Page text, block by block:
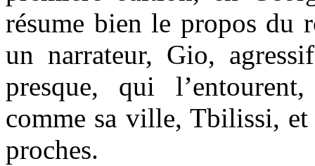
résume bien le propos du
un narrateur, Gio,
presque, qui
comme sa ville, Tbilissi,
proches.